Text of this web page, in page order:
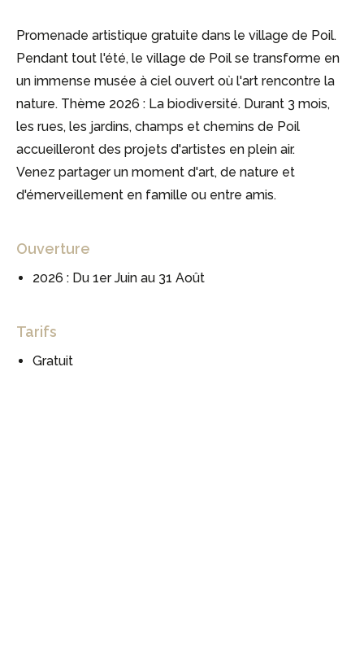
Promenade artistique gratuite dans le village de Poil.
Pendant tout l'été, le village de Poil se transforme en
un immense musée à ciel ouvert où l'art rencontre la
nature. Thème 2026 : La biodiversité. Durant 3 mois,
les rues, les jardins, champs et chemins de Poil
accueilleront des projets d'artistes en plein air.
Venez partager un moment d'art, de nature et
d'émerveillement en famille ou entre amis.
Ouverture
2026 : Du 1er Juin au 31 Août
Tarifs
Gratuit